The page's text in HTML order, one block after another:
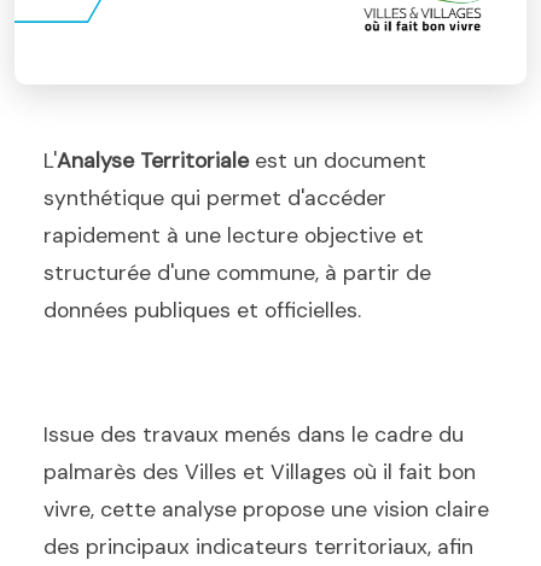
L'Analyse Territorialeest un document
synthétique qui permet d'accéder
rapidement à une lecture objective et
structurée d'une commune, à partir de
données publiques et officielles.
Issue des travaux menés dans le cadre du
palmarès des Villes et Villages où il fait bon
vivre, cette analyse propose une vision claire
des principaux indicateurs territoriaux, afin